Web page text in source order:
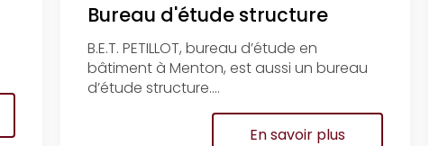
Bureau d'étude structure
B.E.T. PETILLOT, bureau d’étude en
bâtiment à Menton, est aussi un bureau
d’étude structure....
En savoir plus